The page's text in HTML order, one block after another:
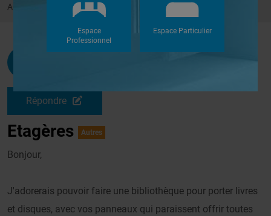
Accueil Forums Autres
Christie
Répondre
Etagères Autres
Bonjour,
J'adorerais pouvoir faire une bibliothèque pour porter livres
et disques, avec vos panneaux qui paraissent offrir toutes
Espace
Professionnel
Espace Particulier